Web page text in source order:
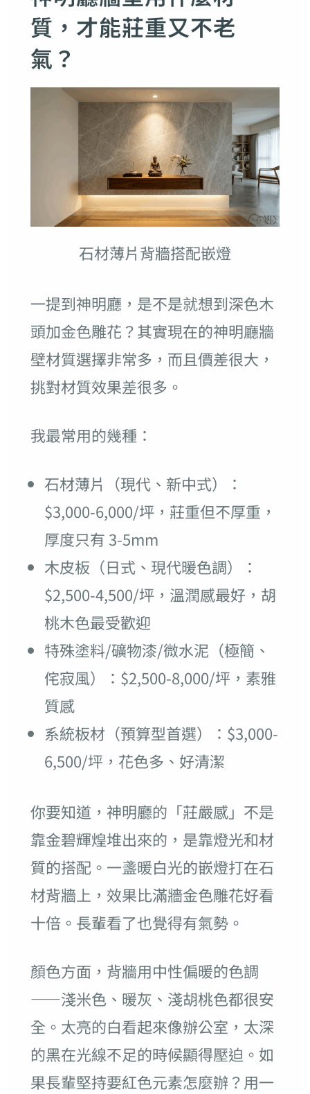
質，才能莊重又不老
氣？
石材薄片背牆搭配嵌燈
一提到神明廳，是不是就想到深色木
頭加金色雕花？其實現在的神明廳牆
壁材質選擇非常多，而且價差很大，
挑對材質效果差很多。
我最常用的幾種：
石材薄片（現代、新中式）：
$3,000-6,000/坪，莊重但不厚重，
厚度只有 3-5mm
木皮板（日式、現代暖色調）：
$2,500-4,500/坪，溫潤感最好，胡
桃木色最受歡迎
特殊塗料/礦物漆/微水泥（極簡、
侘寂風）：$2,500-8,000/坪，素雅
質感
系統板材（預算型首選）：$3,000-
6,500/坪，花色多、好清潔
你要知道，神明廳的「莊嚴感」不是
靠金碧輝煌堆出來的，是靠燈光和材
質的搭配。一盞暖白光的嵌燈打在石
材背牆上，效果比滿牆金色雕花好看
十倍。長輩看了也覺得有氣勢。
顏色方面，背牆用中性偏暖的色調
——淺米色、暖灰、淺胡桃色都很安
全。太亮的白看起來像辦公室，太深
的黑在光線不足的時候顯得壓迫。如
果長輩堅持要紅色元素怎麼辦？用一